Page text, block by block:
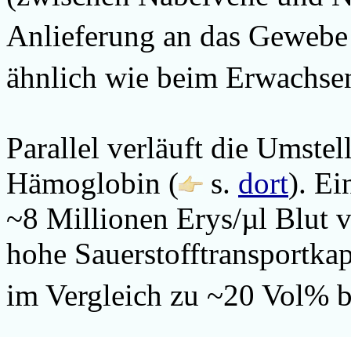
Anlieferung an das
ähnlich wie beim
Parallel verläuft die
Hämoglobin (
s. dort).
~8 Millionen Erys/µl Blut
hohe
im Vergleich zu ~20 Vol%